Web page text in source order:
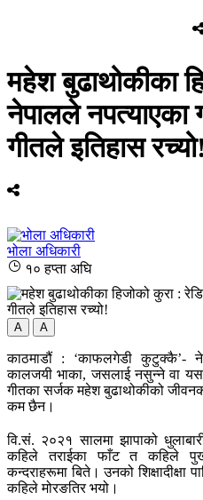
महेश बुढाथोकीका
नेपालले
गीतले इतिहास रच्यो!
भोला अधिकारी
१० हप्ता अघि
A A
काठमाडौं : ‘काफलगेडी कुटुक्कै’-
कालजयी भाका, जसलाई नसुन्ने वा
गीतका सर्जक महेश बुढाथोकीको
कम छैन।
वि.सं. २०२१ सालमा झापाको
कहिले तराईका फाँट त कहिले
कन्दराहरूमा बिते। उनको शिक्षादीक्षा
कहिले मोरङतिर भयो।